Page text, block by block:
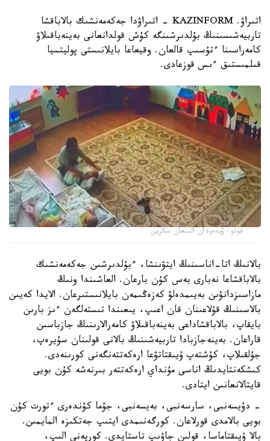
اتىراۋ. KAZINFORM - اتىراۋدا جەكەمەنشىك بالاباقشا
تاربيەشىسىنىڭ بۇلدىرشىنگە كۇش قولدانعانى بەينەباقىلاۋ
كامەراسىنا ءتۇسىپ قالعان. وقيعاعا بايلانىستى پوليتسيا
قىلمىستىق ءىس قوزعادى.
فوتو: ۆيدەودان الىنعان سكرين
بالانىڭ اتا-اناسىنىڭ ايتۋىنشا، ءبۇلدىرشىن جەكەمەنشىك
بالاباقشاعا نەبارى بەس كۇن بارعان. العاشىندا ونىڭ
مازاسىزدانۋىن بەيىمدەلۋ كەزەڭىمەن بايلانىستىرعان. الايدا كەيىن
بالاسىنىڭ قۇلاعىنان قان اعىپ، يىعىندا تىستەلگەن ءىز بارىن
بايقاپ، بالاباقشاداعى بەينەباقىلاۋ كامەرالارىنىڭ جازباسىن
قاراعان. بەينەجازبادا تاربيەشىنىڭ بالانى قولىنان سۇيرەپ،
جۇلقىلاپ، كۇشتەپ ۇيىقتاتۋعا ارەكەتتەنگەنى كورىنەدى.
كىشكەنتايدىڭ اناسى مۇنداي ارەكەتتەر بىرنەشە كۇن بويى
قايتالانعانىن ايتادى.
- دۇيسەنبى، سارسەنبى، بەيسەنبى، جۇما كۇندەرى ءتورت كۇن
بويى بالامدى قورلاعان. كورگەنىمدى ايتىپ جەتكىزە المايمىن.
بالا ۇيىقتاماسا، قولىن جاۋىپ تاستايدى. كورپەنى الىپ،